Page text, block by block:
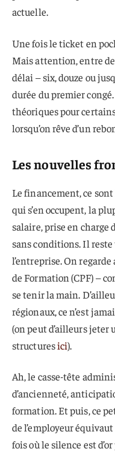
actuelle.
Une fois le ticket en
Mais attention, entre
délai – six, douze ou
durée du premier
théoriques pour
lorsqu’on rêve d’un
Les nouvelles
Le financement, ce
qui s’en occupent, la
salaire, prise en charge
sans conditions. Il
l’entreprise. On
de Formation (CPF) –
se tenir la main.
régionaux, ce n’est
(on peut d’ailleurs
structuresici).
Ah, le casse-tête
d’ancienneté,
formation. Et puis, ce
de l’employeur
fois où le silence est